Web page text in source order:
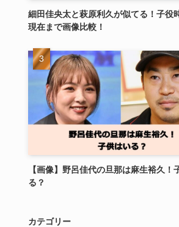
細田佳央太と萩原利久が似てる！子役
現在まで画像比較！
【画像】野呂佳代の旦那は麻生裕久！
る？
カテゴリー